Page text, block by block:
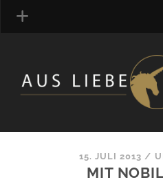
MANUFAKTUREN
15. JULI 2013 /
MIT